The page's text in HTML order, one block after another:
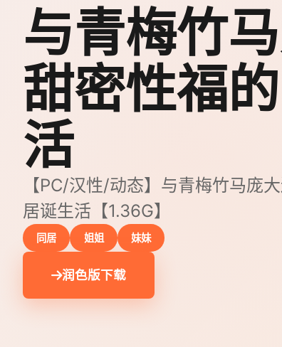
与青梅竹
甜密性福
活
【PC/汉性/动态】与青梅竹马庞
居诞生活【1.36G】
同居 姐姐 妹妹
润色版下载